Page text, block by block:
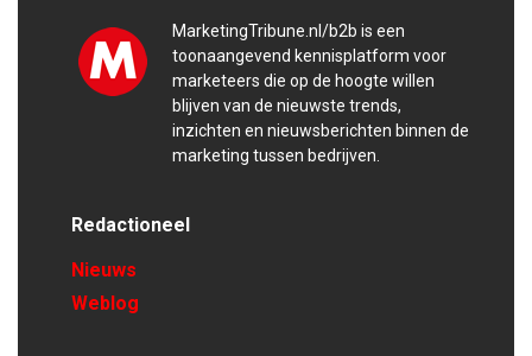
MarketingTribune.nl/b2b is een
toonaangevend kennisplatform voor
marketeers die op de hoogte willen
blijven van de nieuwste trends,
inzichten en nieuwsberichten binnen de
marketing tussen bedrijven.
Redactioneel
Nieuws
Weblog